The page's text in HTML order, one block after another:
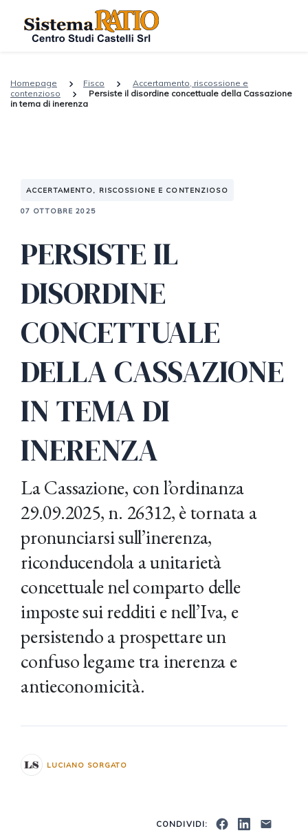
Homepage Fisco
Accertamento, riscossione e
contenzioso
Persiste il disordine concettuale della Cassazione
in tema di inerenza
ACCERTAMENTO, RISCOSSIONE E CONTENZIOSO
07 OTTOBRE 2025
PERSISTE IL
DISORDINE
CONCETTUALE
DELLA CASSAZIONE
IN TEMA DI
INERENZA
La Cassazione, con l’ordinanza
29.09.2025, n. 26312, è tornata a
pronunciarsi sull’inerenza,
riconducendola a unitarietà
concettuale nel comparto delle
imposte sui redditi e nell’Iva, e
persistendo a prospettare un
confuso legame tra inerenza e
antieconomicità.
LUCIANO SORGATO
CONDIVIDI: